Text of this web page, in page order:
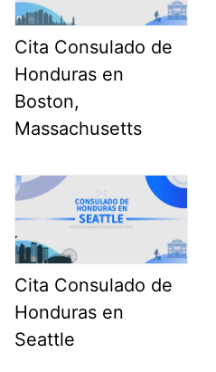
Cita Consulado de
Honduras en
Boston,
Massachusetts
Cita Consulado de
Honduras en
Seattle